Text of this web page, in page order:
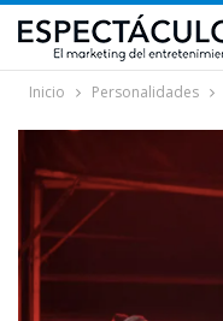
Inicio Personalidades